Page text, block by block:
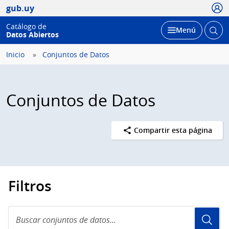
gub.uy
Catálogo de
Datos Abiertos
Desplegar
Menú Abrir
Inicio Conjuntos de Datos
Conjuntos de Datos
Compartir esta página
Filtros
conjuntos